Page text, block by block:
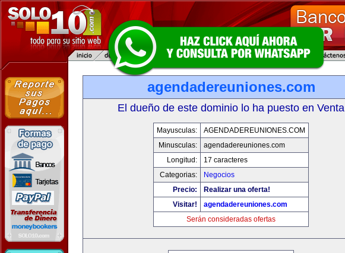
agendadereuniones.com
El dueño de este dominio lo ha puesto en Venta
Mayusculas:
AGENDADEREUNIONES.COM
Minusculas:
agendadereuniones.com
Longitud:
17 caracteres
Categorias:
Negocios
Precio:
Realizar una oferta!
Visitar!
agendadereuniones.com
Serán consideradas ofertas